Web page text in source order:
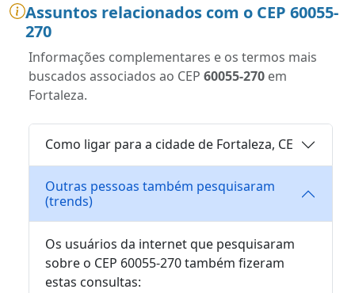
Assuntos relacionados com o CEP 60055-
270
Informações complementares e os termos mais
buscados associados ao CEP 60055-270 em
Fortaleza.
Como ligar para a cidade de Fortaleza, CE
Outras pessoas também pesquisaram
(trends)
Os usuários da internet que pesquisaram
sobre o CEP 60055-270 também fizeram
estas consultas: